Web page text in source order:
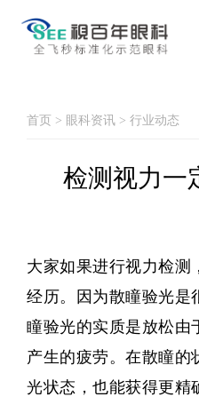
首页 > 眼科资讯 > 行业动态
检测视力一
大家如果进行视力检测
经历。因为散瞳验光是
瞳验光的实质是放松由
产生的疲劳。在散瞳的
光状态，也能获得更精